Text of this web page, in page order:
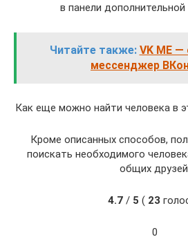
в панели
Читайте также: VK ME —
мессенджер
Как еще можно найти человека в
Кроме описанных способов,
поискать необходимого
общих друзей.
4.7/ 5 ( 23
0